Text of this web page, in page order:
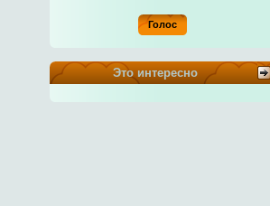
Это интересно